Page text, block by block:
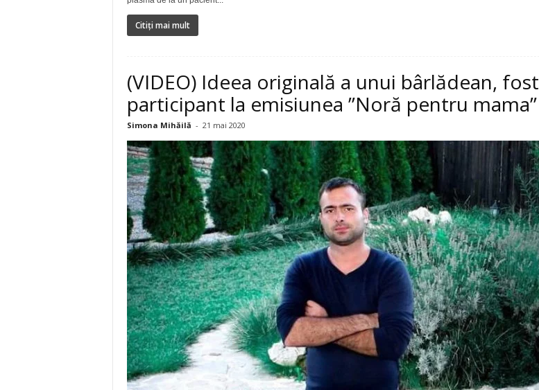
Citiți mai mult
(VIDEO) Ideea originală a unui bârlădean, fost
participant la emisiunea ”Noră pentru mama”
Simona Mihăilă - 21 mai 2020